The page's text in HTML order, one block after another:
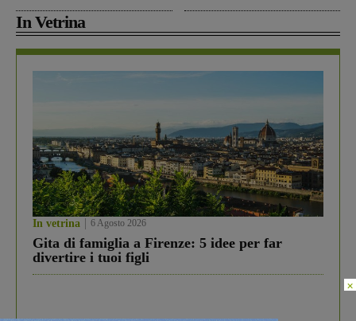
In Vetrina
In vetrina 6 Agosto 2026
Gita di famiglia a Firenze: 5 idee per far
divertire i tuoi figli
×